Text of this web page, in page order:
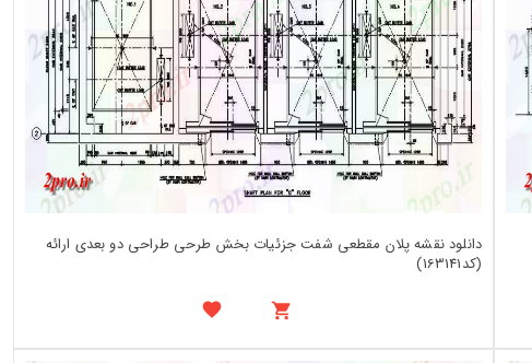
دانلود نقشه پلان مقطعی شفت جزئیات بخش طرحی طراحی دو بعدی ارائه
(کد163141)